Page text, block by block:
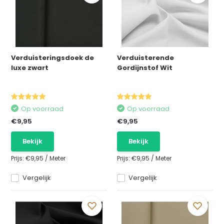
Verduisteringsdoek de
luxe zwart
Vergelijk
Op voorraad
€9,95
Bekijk
Prijs:€9,95 /Meter
Verduisterende
Gordijnstof Wit
Vergelijk
Op voorraad
€9,95
Bekijk
Prijs: €9,95 / Meter